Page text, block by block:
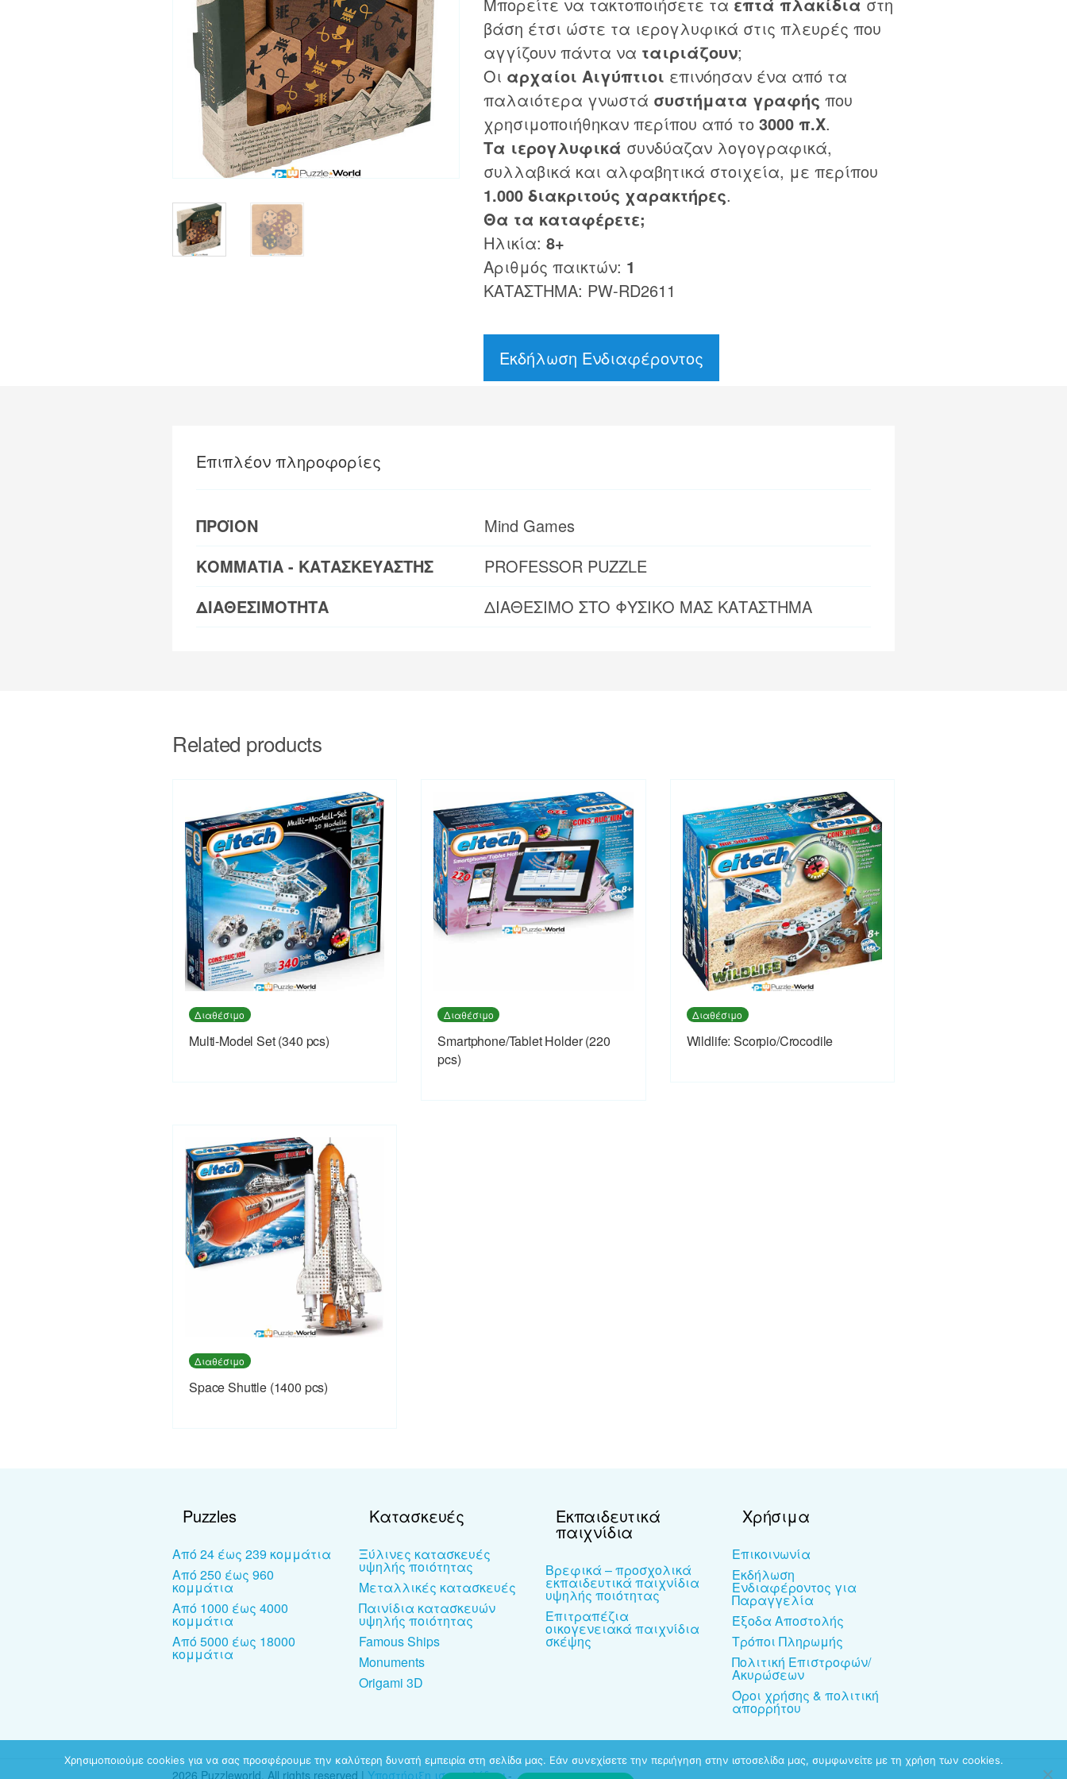
βάση έτσι ώστε τα ιερογλυφικά στις πλευρές που
αγγίζουν πάντα να ταιριάζουν;
Οι αρχαίοι Αιγύπτιοι επινόησαν ένα από τα
παλαιότερα γνωστά συστήματα γραφής που
χρησιμοποιήθηκαν περίπου από το 3000 π.Χ.
Τα ιερογλυφικά συνδύαζαν λογογραφικά,
συλλαβικά και αλφαβητικά στοιχεία, με περίπου
1.000 διακριτούς χαρακτήρες.
Θα τα καταφέρετε;
Ηλικία: 8+
Αριθμός παικτών: 1
ΚΑΤΑΣΤΗΜΑ: PW-RD2611
Εκδήλωση Ενδιαφέροντος
Επιπλέον πληροφορίες
ΠΡΟΪΟΝ
Mind Games
ΚΟΜΜΑΤΙΑ - ΚΑΤΑΣΚΕΥΑΣΤΗΣ
PROFESSOR PUZZLE
ΔΙΑΘΕΣΙΜΟΤΗΤΑ
ΔΙΑΘΕΣΙΜΟ ΣΤΟ ΦΥΣΙΚΟ ΜΑΣ ΚΑΤΑΣΤΗΜΑ
Related products
Διαθέσιμο
Multi-Model Set (340 pcs)
Διαθέσιμο
Smartphone/Tablet Holder (220
pcs)
Διαθέσιμο
Wildlife: Scorpio/Crocodile
Διαθέσιμο
Space Shuttle (1400 pcs)
Puzzles
Από 24 έως 239 κομμάτια
Από 250 έως 960
κομμάτια
Από 1000 έως 4000
κομμάτια
Από 5000 έως 18000
κομμάτια
Κατασκευές
Ξύλινες κατασκευές
υψηλής ποιότητας
Μεταλλικές κατασκευές
Παινίδια κατασκευών
υψηλής ποιότητας
Famous Ships
Monuments
Origami 3D
Εκπαιδευτικά
παιχνίδια
Βρεφικά – προσχολικά
εκπαιδευτικά παιχνίδια
υψηλής ποιότητας
Επιτραπέζια
οικογενειακά παιχνίδια
σκέψης
Χρήσιμα
Επικοινωνία
Εκδήλωση
Ενδιαφέροντος για
Παραγγελία
Έξοδα Αποστολής
Τρόποι Πληρωμής
Πολιτική Επιστροφών/
Ακυρώσεων
Όροι χρήσης & πολιτική
απορρήτου
2026 Puzzleworld. All rights reserved | Υποστήριξη ιστοσελίδων-
Χρησιμοποιούμε cookies για να σας προσφέρουμε την καλύτερη δυνατή εμπειρία στη σελίδα μας. Εάν συνεχίσετε την περιήγηση στην ιστοσελίδα μας, συμφωνείτε με τη χρήση των cookies.